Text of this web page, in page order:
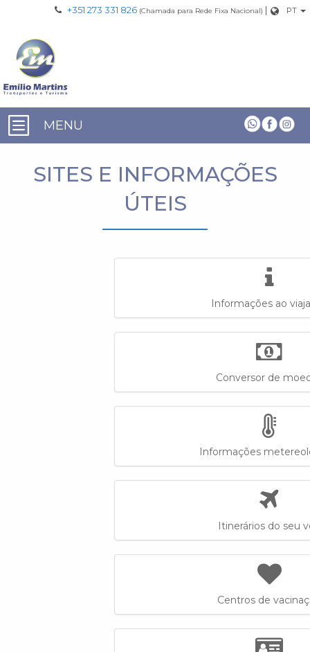
+351 273 331 826 (Chamada para Rede Fixa Nacional) | PT
MENU
SITES E INFORMAÇÕES
ÚTEIS
Informações ao
Conversor de
Informações
Itinerários do seu
Centros de